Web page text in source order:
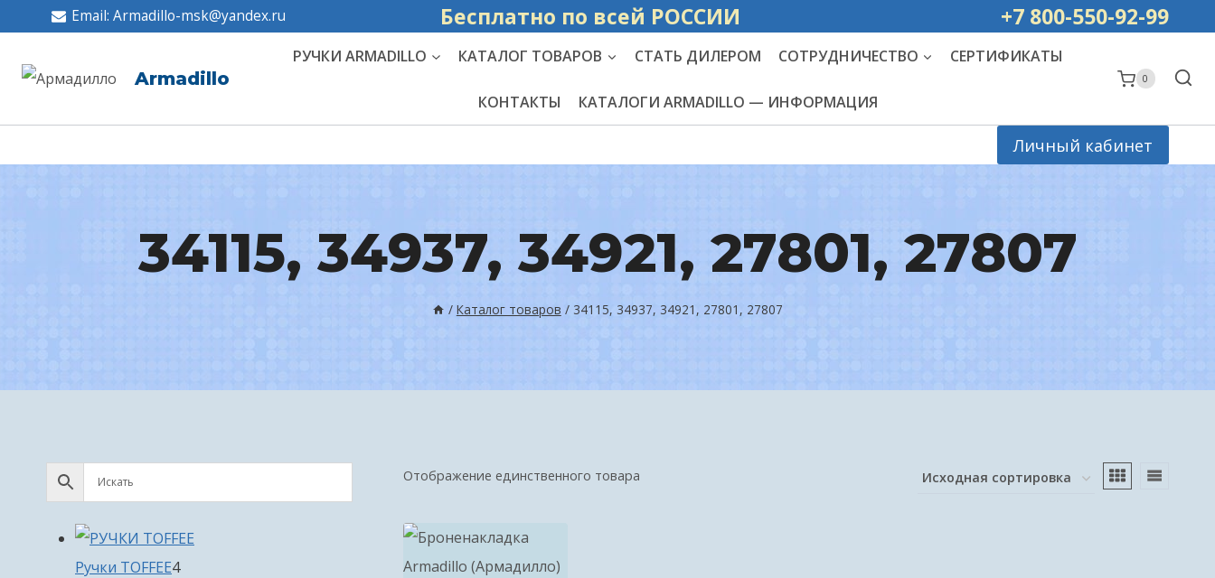
Перейти
содержимому
Email: Armadillo-msk@yandex.ru Бесплатно по всей РОССИИ +7 800-550-92-99
Armadillo
РУЧКИ ARMADILLO КАТАЛОГ ТОВАРОВ СТАТЬ ДИЛЕРОМ СОТРУДНИЧЕСТВО СЕРТИФИКАТЫ
КОНТАКТЫ КАТАЛОГИ ARMADILLO — ИНФОРМАЦИЯ
0
Личный кабинет
34115, 34937, 34921, 27801, 27807
/ Каталог товаров / 34115, 34937, 34921, 27801, 27807
Отображение единственного товара
Ручки TOFFEE44